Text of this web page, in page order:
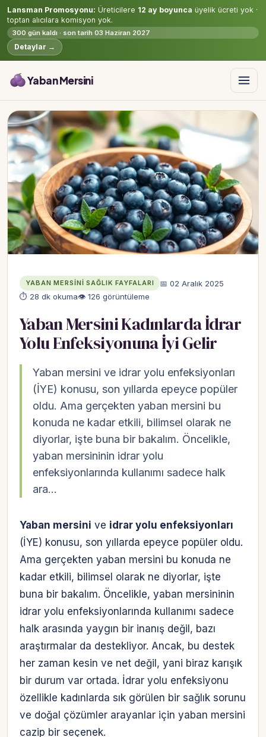
Lansman Promosyonu: Üreticilere 12 ay boyunca üyelik ücreti yok ·
toptan alıcılara komisyon yok.
300 gün kaldı · son tarih 03 Haziran 2027
Detaylar →
Yaban Mersini
YABAN MERSINI SAĞLIK FAYFALARI
📅 02 Aralık 2025
⏱ 28 dk okuma👁 126 görüntüleme
Yaban Mersini Kadınlarda İdrar
Yolu Enfeksiyonuna İyi Gelir
Yaban mersini ve idrar yolu enfeksiyonları
(İYE) konusu, son yıllarda epeyce popüler
oldu. Ama gerçekten yaban mersini bu
konuda ne kadar etkili, bilimsel olarak ne
diyorlar, işte buna bir bakalım. Öncelikle,
yaban mersininin idrar yolu
enfeksiyonlarında kullanımı sadece halk
ara…
Yaban mersini ve idrar yolu enfeksiyonları
(İYE) konusu, son yıllarda epeyce popüler oldu.
Ama gerçekten yaban mersini bu konuda ne
kadar etkili, bilimsel olarak ne diyorlar, işte
buna bir bakalım. Öncelikle, yaban mersininin
idrar yolu enfeksiyonlarında kullanımı sadece
halk arasında yaygın bir inanış değil, bazı
araştırmalar da destekliyor. Ancak, bu destek
her zaman kesin ve net değil, yani biraz karışık
bir durum var ortada. İdrar yolu enfeksiyonu
özellikle kadınlarda sık görülen bir sağlık sorunu
ve doğal çözümler arayanlar için yaban mersini
cazip bir seçenek.